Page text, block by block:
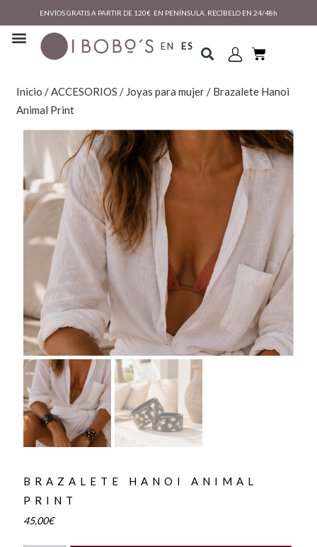
ENVÍOS GRATIS A PARTIR DE 120€ EN PENÍNSULA. RECÍBELO EN 24/48h
EN ES
Inicio /ACCESORIOS / Joyas para mujer/ Brazalete Hanoi
Animal Print
BRAZALETE HANOI ANIMAL
PRINT
45,00€